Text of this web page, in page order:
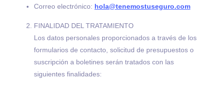
Correo electrónico: hola@tenemostuseguro.com
FINALIDAD DEL TRATAMIENTO
Los datos personales proporcionados a través de los
formularios de contacto, solicitud de presupuestos o
suscripción a boletines serán tratados con las
siguientes finalidades: